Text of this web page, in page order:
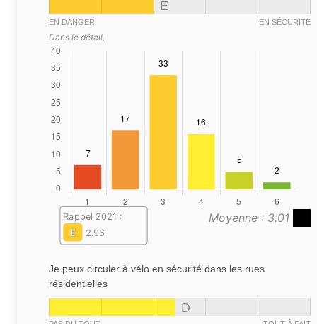
E
EN DANGER EN SÉCURITÉ
Dans le détail,
Moyenne : 3.01
Rappel 2021 :
E
2.96
Je peux circuler à vélo en sécurité dans les rues
résidentielles
D